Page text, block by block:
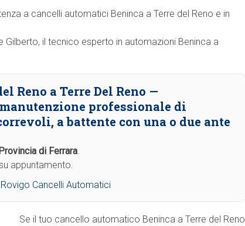
a cancelli automatici Beninca a Terre del Reno e in
Gilberto, il tecnico esperto in automazioni Beninca a
Reno a Terre Del Reno —
professionale di
a battente con una o due ante
Provincia di Ferrara.
appuntamento.
Rovigo Cancelli Automatici
Se il tuo cancello automatico Beninca a Terre del Reno